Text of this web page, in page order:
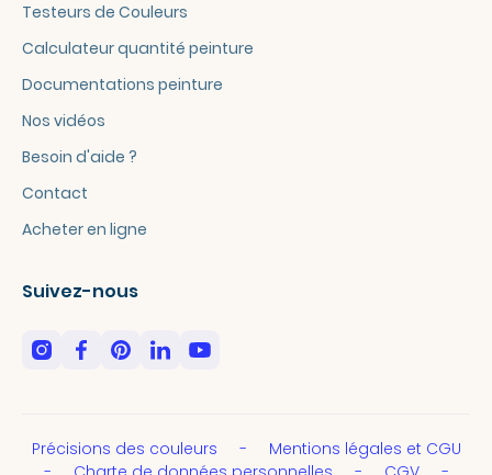
Testeurs de Couleurs
Calculateur quantité peinture
Documentations peinture
Nos vidéos
Besoin d'aide ?
Contact
Acheter en ligne
Suivez-nous
Précisions des couleurs
Mentions légales et CGU